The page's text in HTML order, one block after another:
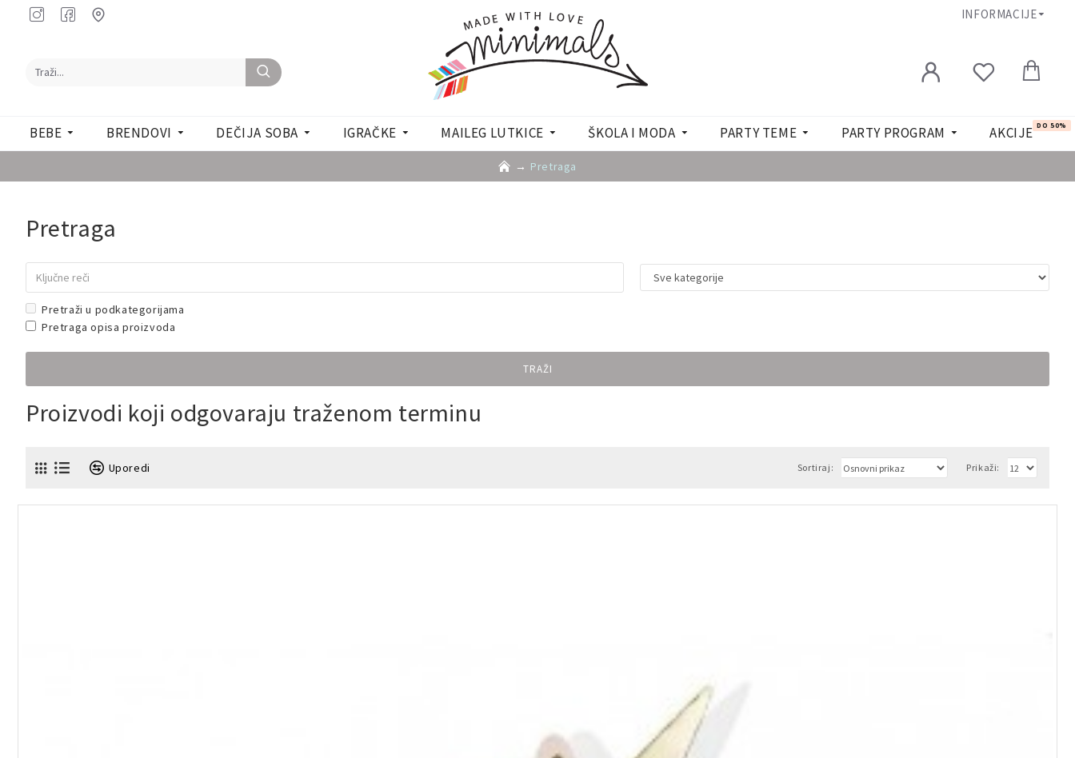
INFORMACIJE
BEBE BRENDOVI DEČIJA SOBA IGRAČKE MAILEG LUTKICE ŠKOLA I MODA PARTY TEME PARTY PROGRAM AKCIJE DO 50%
Pretraga
Pretraga
Pretraži u podkategorijama
Pretraga opisa proizvoda
TRAŽI
Proizvodi koji odgovaraju traženom terminu
Uporedi Sortiraj: Prikaži: